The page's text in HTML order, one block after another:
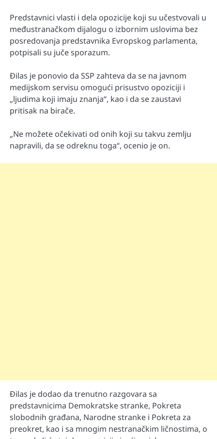
Predstavnici vlasti i dela opozicije koji su učestvovali u
međustranačkom dijalogu o izbornim uslovima bez
posredovanja predstavnika Evropskog parlamenta,
potpisali su juče sporazum.
Đilas je ponovio da SSP zahteva da se na javnom
medijskom servisu omogući prisustvo opoziciji i
„ljudima koji imaju znanja“, kao i da se zaustavi
pritisak na birače.
„Ne možete očekivati od onih koji su takvu zemlju
napravili, da se odreknu toga“, ocenio je on.
Đilas je dodao da trenutno razgovara sa
predstavnicima Demokratske stranke, Pokreta
slobodnih građana, Narodne stranke i Pokreta za
preokret, kao i sa mnogim nestranačkim ličnostima, o